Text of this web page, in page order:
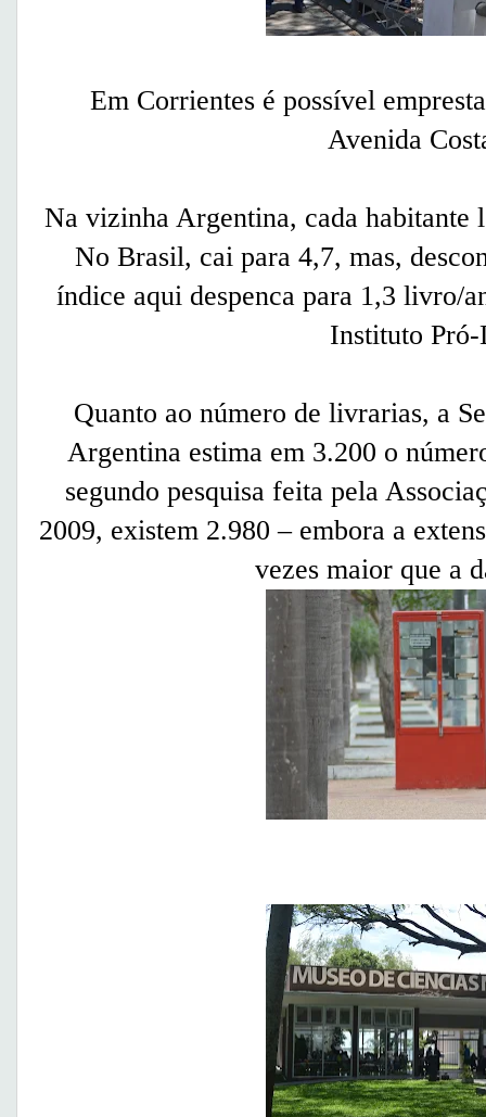
Em Corrientes é possível
Avenida
Na vizinha Argentina, cada habitante
No Brasil, cai para 4,7, mas,
índice aqui despenca para 1,3 livro/
Instituto
Quanto ao número de livrarias, a
Argentina estima em 3.200 o
segundo pesquisa feita pela
2009, existem 2.980 – embora a
vezes maior que a